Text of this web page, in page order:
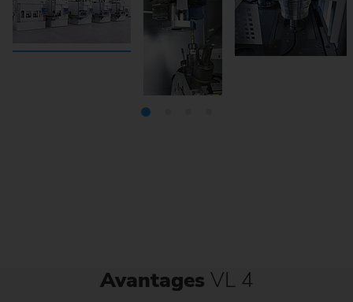
Avantages VL 4